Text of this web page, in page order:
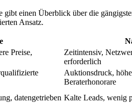
einen Überblick über die
Ansatz.
Preise,
Zeitintensiv,
erforderlich
Auktionsdruck,
Beraterhonorare
datengetrieben Kalte Leads, wenig